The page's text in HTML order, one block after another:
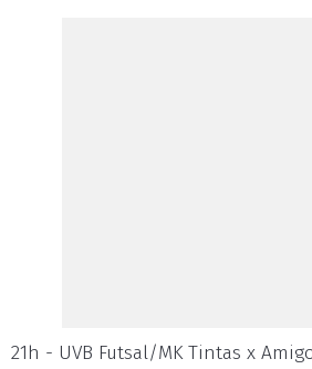
21h - UVB Futsal/MK Tintas x